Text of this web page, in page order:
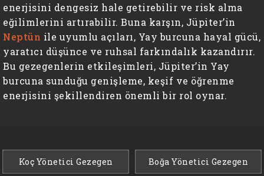
enerjisini dengesiz hale getirebilir ve risk alma
eğilimlerini artırabilir. Buna karşın, Jüpiter’in
Neptün ile uyumlu açıları, Yay burcuna hayal gücü,
yaratıcı düşünce ve ruhsal farkındalık kazandırır.
Bu gezegenlerin etkileşimleri, Jüpiter’in Yay
burcuna sunduğu genişleme, keşif ve öğrenme
enerjisini şekillendiren önemli bir rol oynar.
Koç Yönetici Gezegen Boğa Yönetici Gezegen